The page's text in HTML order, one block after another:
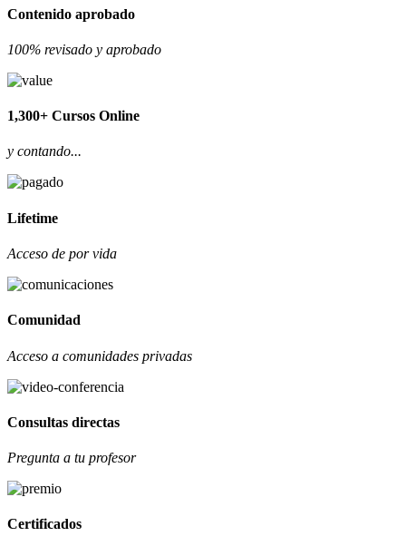
Contenido aprobado
100% revisado y aprobado
1,300+ Cursos Online
y contando...
Lifetime
Acceso de por vida
Comunidad
Acceso a comunidades privadas
Consultas directas
Pregunta a tu profesor
Certificados